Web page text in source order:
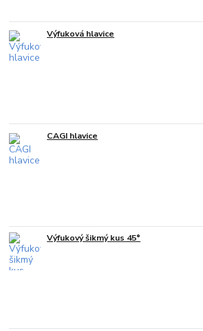
Výfuková hlavice
CAGI hlavice
Výfukový šikmý kus 45°